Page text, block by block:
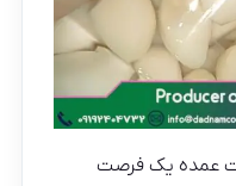
عمده یک فرصت